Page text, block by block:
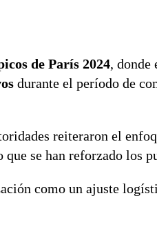
de París 2024, donde
durante el período de
reiteraron el
que se han reforzado los
como un ajuste